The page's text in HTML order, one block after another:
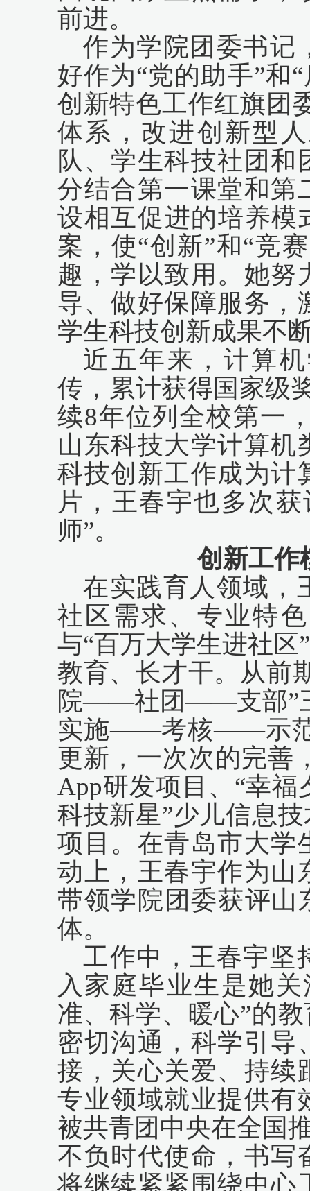
前进。
作为学院团委书记
好作为“党的助手”和
创新特色工作红旗团
体系，改进创新型
队、学生科技社团和
分结合第一课堂和第
设相互促进的培养模
案，使“创新”和“竞
趣，学以致用。她努
导、做好保障服务，
学生科技创新成果不
近五年来，计算
传，累计获得国家级
续8年位列全校第一
山东科技大学计算机
科技创新工作成为计
片，王春宇也多次
师”。
创新工作
在实践育人领域，
社区需求、专业特
与“百万大学生进社
教育、长才干。从前
院——社团——支部”
实施——考核——示范
更新，一次次的完善
App研发项目、“幸福
科技新星”少儿信息
项目。在青岛市大学
动上，王春宇作为山
带领学院团委获评山
体。
工作中，王春宇坚
入家庭毕业生是她
准、科学、暖心”的
密切沟通，科学引导
接，关心关爱、持续
专业领域就业提供有
被共青团中央在全国
不负时代使命，书写
将继续紧紧围绕中心